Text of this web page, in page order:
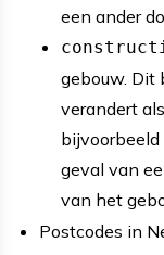
een ander
gebouw. Dit
verandert
geval van
van het
Postcodes in